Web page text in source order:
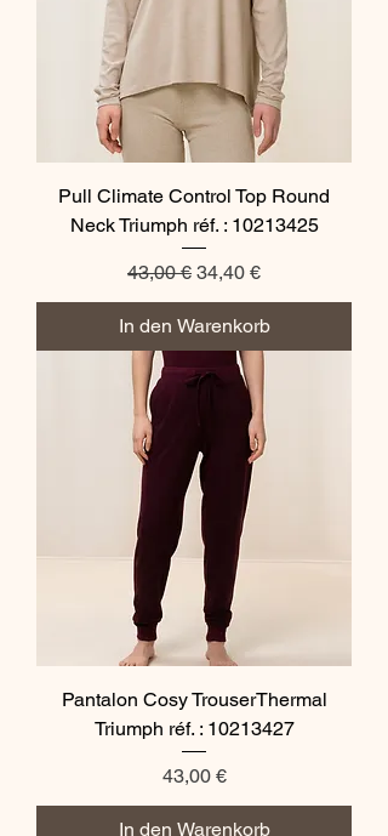
Pull Climate Control Top Round
Neck Triumph réf. : 10213425
Standardpreis
43,00 € Sale-Preis
34,40 €
In den Warenkorb
Pantalon Cosy TrouserThermal
Triumph réf. : 10213427
Preis
43,00 €
In den Warenkorb